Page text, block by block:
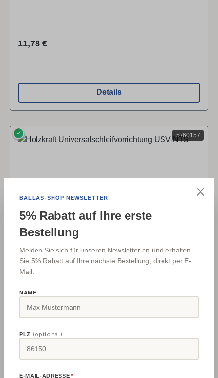
Regulärer Preis:
11,78 €
Details
5760157
✓
Holzkraft Universalschleifvorrichtung USV-
Praktische Haltevorrichtung für viele gerade
Regulärer Preis:
BALLAS-SHOP NEWSLETTER
5% Rabatt auf Ihre erste
Bestellung
Melden Sie sich für unseren Newsletter an und erhalten
Sie 5% Rabatt auf Ihre nächste Bestellung, direkt per E-
Mail.
NAME
PLZ (optional)
E-MAIL-ADRESSE*